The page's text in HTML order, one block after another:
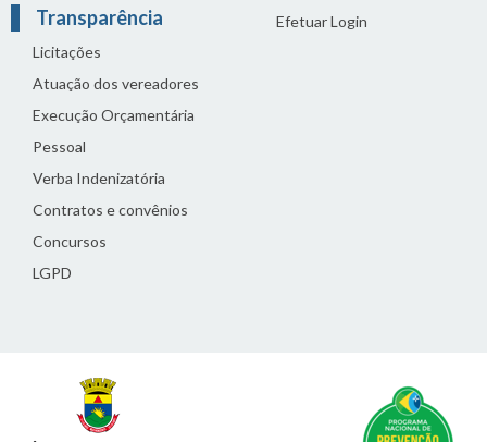
Transparência
Licitações
Atuação dos vereadores
Execução Orçamentária
Pessoal
Verba Indenizatória
Contratos e convênios
Concursos
LGPD
Efetuar Login